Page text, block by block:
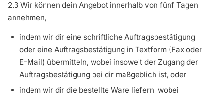
2.3 Wir können dein Angebot innerhalb von fünf Tagen
annehmen,
indem wir dir eine schriftliche Auftragsbestätigung
oder eine Auftragsbestätigung in Textform (Fax oder
E-Mail) übermitteln, wobei insoweit der Zugang der
Auftragsbestätigung bei dir maßgeblich ist, oder
indem wir dir die bestellte Ware liefern, wobei